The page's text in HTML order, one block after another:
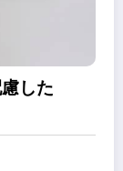
した